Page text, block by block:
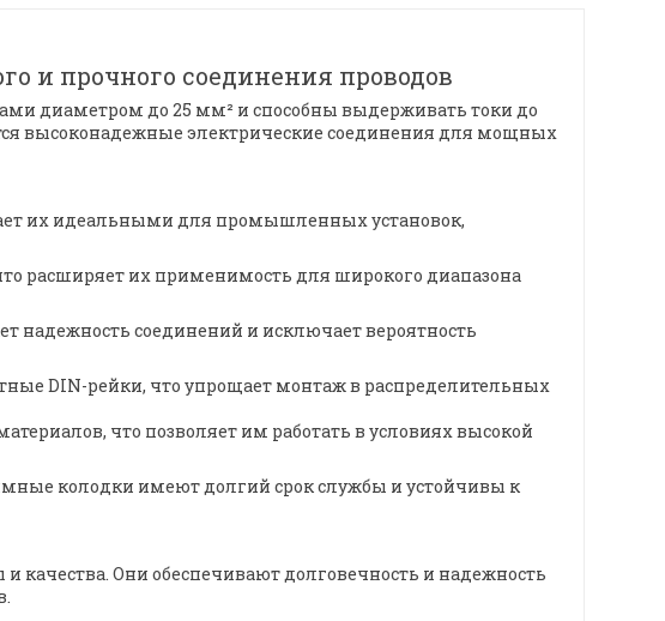
и прочного соединения проводов
диаметром до 25 мм² и способны выдерживать токи до
высоконадежные электрические соединения для мощных
их идеальными для промышленных установок,
расширяет их применимость для широкого диапазона
надежность соединений и исключает вероятность
DIN-рейки, что упрощает монтаж в распределительных
что позволяет им работать в условиях высокой
колодки имеют долгий срок службы и устойчивы к
качества. Они обеспечивают долговечность и надежность